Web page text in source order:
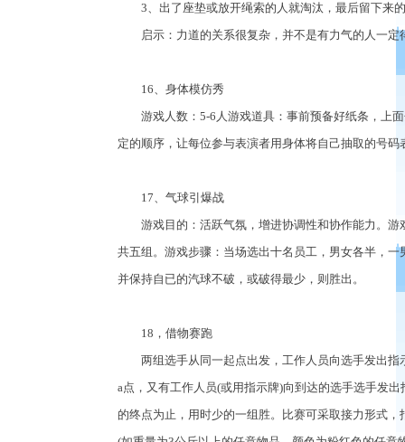
3、出了座垫或放开绳索的人就淘汰，最后留下来
启示：力道的关系很复杂，并不是有力气的人一定
16、身体模仿秀
游戏人数：5-6人游戏道具：事前预备好纸条，上面
定的顺序，让每位参与表演者用身体将自己抽取的号
17、气球引爆战
游戏目的：活跃气氛，增进协调性和协作能力。游
共五组。游戏步骤：当场选出十名员工，男女各半，
并保持自已的汽球不破，或破得最少，则胜出。
18，借物赛跑
两组选手从同一起点出发，工作人员向选手发出指
a点，又有工作人员(或用指示牌)向到达的选手选手发
的终点为止，用时少的一组胜。比赛可采取接力形式